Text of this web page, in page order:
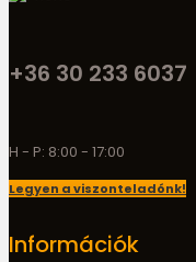
+36 30 233 6037
H - P: 8:00 - 17:00
Legyen a viszonteladónk!
Információk